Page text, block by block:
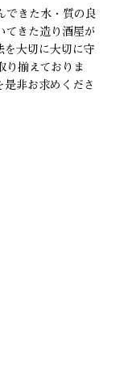
できた水・質の良
てきた造り酒屋が
を大切に大切に守
り揃えておりま
是非お求めくださ